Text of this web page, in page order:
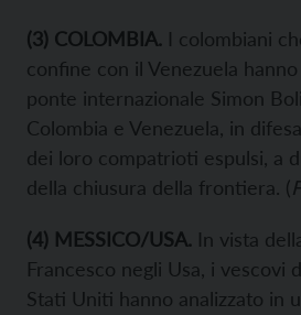
(3) COLOMBIA. I colombiani
confine con il Venezuela
ponte internazionale Simon
Colombia e Venezuela, in
dei loro compatrioti espulsi, a
della chiusura della frontiera. (
(4) MESSICO/USA. In vista
Francesco negli Usa, i vescovi
Stati Uniti hanno analizzato in